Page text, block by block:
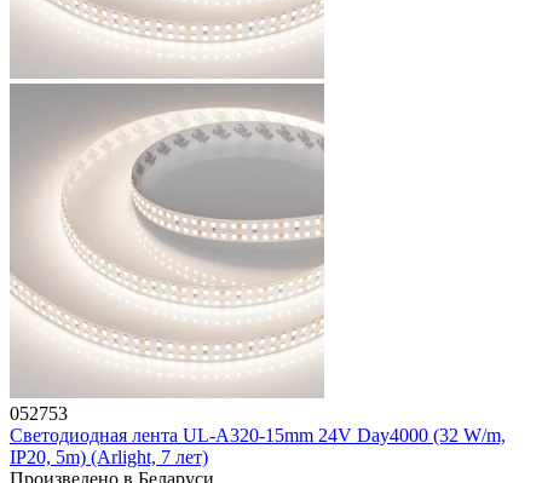
052753
Светодиодная лента UL-A320-15mm 24V Day4000 (32 W/m,
IP20, 5m) (Arlight, 7 лет)
Произведено в Беларуси